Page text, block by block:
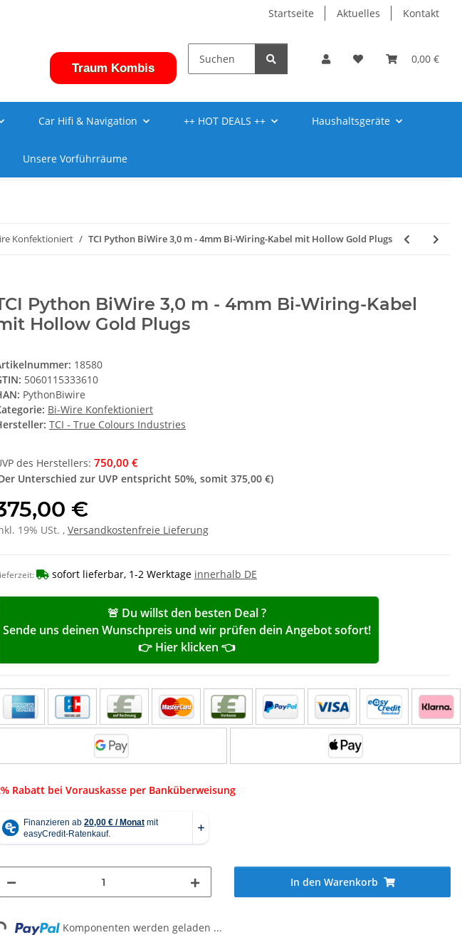
Startseite Aktuelles Kontakt
Traum Kombis
0,00 €
Car Hifi & Navigation ++ HOT DEALS ++ Haushaltsgeräte
Unsere Vorführräume
Konfektioniert TCI Python BiWire 3,0 m - 4mm Bi-Wiring-Kabel mit Hollow Gold Plugs
Python BiWire 3,0 m - 4mm Bi-Wiring-Kabel
Hollow Gold Plugs
18580
5060115333610
PythonBiwire
Bi-Wire Konfektioniert
TCI - True Colours Industries
des Herstellers: 750,00 €
Unterschied zur UVP entspricht 50%, somit 375,00 €)
€
19% USt. , Versandkostenfreie Lieferung
sofort lieferbar, 1-2 Werktage innerhalb DE
🚨 Du willst den besten Deal ?
Sende uns deinen Wunschpreis und wir prüfen dein Angebot sofort!
👉 Hier klicken 👈
Rabatt bei Vorauskasse per Banküberweisung
In den Warenkorb
Komponenten werden geladen ...